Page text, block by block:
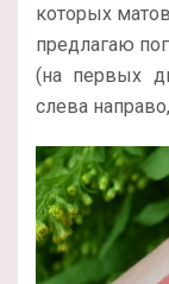
которых
предлагаю
(на первых
слева